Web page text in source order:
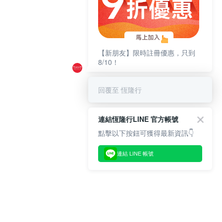
【新朋友】限時註冊優惠，只到
8/10！
回覆至 恆隆行
連結恆隆行LINE 官方帳號
點擊以下按鈕可獲得最新資訊👇
連結 LINE 帳號